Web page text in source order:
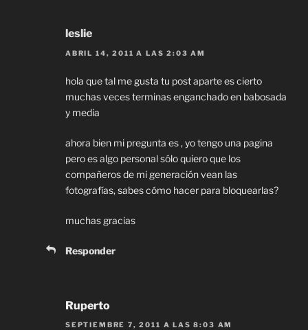
leslie
ABRIL 14, 2011 A LAS 2:03 AM
hola que tal me gusta tu post aparte es cierto
muchas veces terminas enganchado en babosada
y media
ahora bien mi pregunta es , yo tengo una pagina
pero es algo personal sólo quiero que los
compañeros de mi generación vean las
fotografías, sabes cómo hacer para bloquearlas?
muchas gracias
Responder
Ruperto
SEPTIEMBRE 7, 2011 A LAS 8:03 AM